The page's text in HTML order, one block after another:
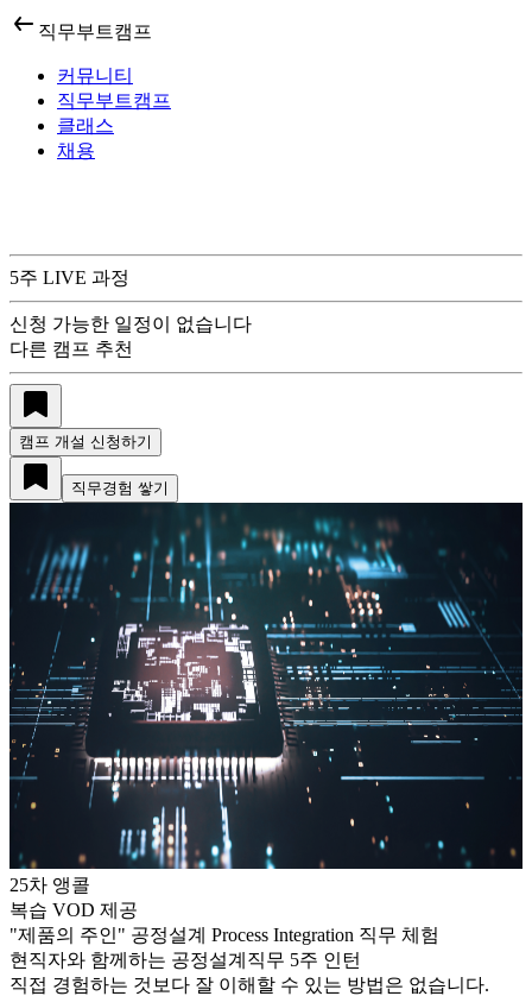
직무부트캠프
커뮤니티
직무부트캠프
클래스
채용
5주 LIVE 과정
신청 가능한 일정이 없습니다
다른 캠프 추천
캠프 개설 신청하기
직무경험 쌓기
25차 앵콜
복습 VOD 제공
"제품의 주인" 공정설계 Process Integration 직무 체험
현직자와 함께하는 공정설계 직무 5주 인턴
직접 경험하는 것보다 잘 이해할 수 있는 방법은 없습니다.